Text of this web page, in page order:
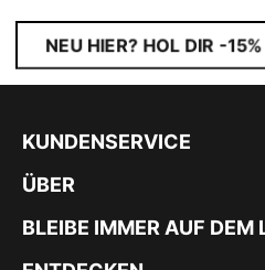
NEU HIER? HOL DIR -15%
KUNDENSERVICE
ÜBER
BLEIBE IMMER AUF DEM